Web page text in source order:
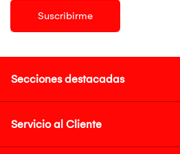
Suscribirme
Secciones destacadas
Servicio al Cliente